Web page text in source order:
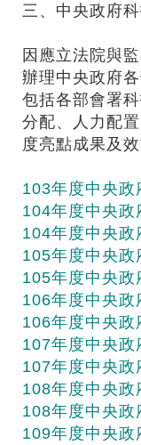
三、中央政府
因應立法院與
辦理中央政府
包括各部會署
分配、人力配
度亮點成果及效
103年度中央政
104年度中央政
104年度中央
105年度中央政
105年度中央
106年度中央政
106年度中央
107年度中央政
107年度中央
108年度中央政
108年度中央
109年度中央政